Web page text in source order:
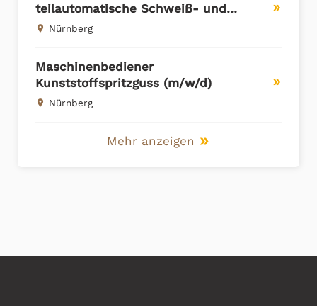
teilautomatische Schweiß- und
Schleifanlagen (m/w/d) in Nürnberg
place Nürnberg
double_arrow
Maschinenbediener
Kunststoffspritzguss (m/w/d)
place Nürnberg
double_arrow
Mehr anzeigen double_arrow